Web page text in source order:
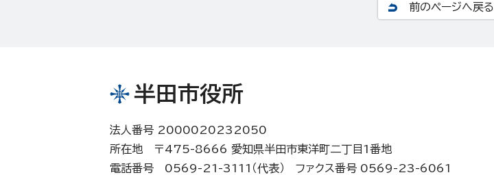
前のページへ戻る
半田市役所
法人番号 2000020232050
所在地 〒475-8666 愛知県半田市東洋町二丁目1番地
電話番号 0569-21-3111（代表） ファクス番号 0569-23-6061